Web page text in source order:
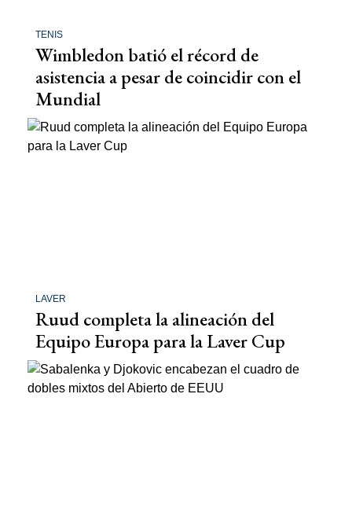
TENIS
Wimbledon batió el récord de
asistencia a pesar de coincidir con el
Mundial
LAVER
Ruud completa la alineación del
Equipo Europa para la Laver Cup